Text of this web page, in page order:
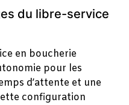
du libre-service
en boucherie
pour les
d’attente et une
configuration